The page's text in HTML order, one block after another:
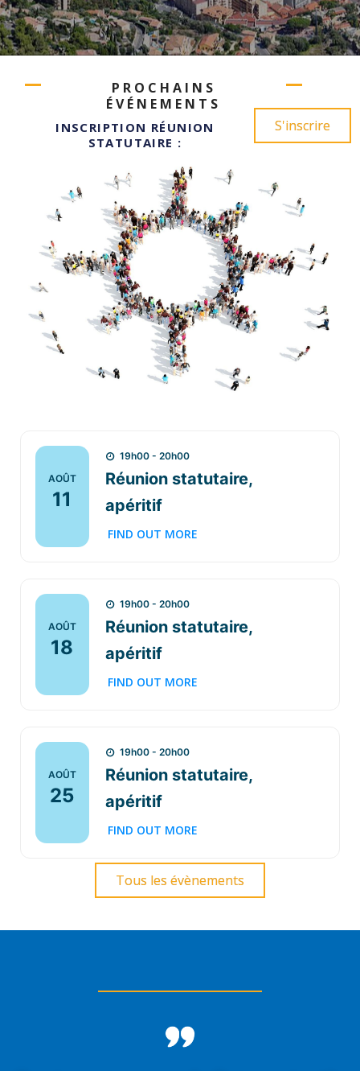
PROCHAINS
ÉVÉNEMENTS
INSCRIPTION RÉUNION
STATUTAIRE :
S'inscrire
AOÛT
11
19h00 - 20h00
Réunion statutaire,
apéritif
FIND OUT MORE
AOÛT
18
19h00 - 20h00
Réunion statutaire,
apéritif
FIND OUT MORE
AOÛT
25
19h00 - 20h00
Réunion statutaire,
apéritif
FIND OUT MORE
Tous les évènements